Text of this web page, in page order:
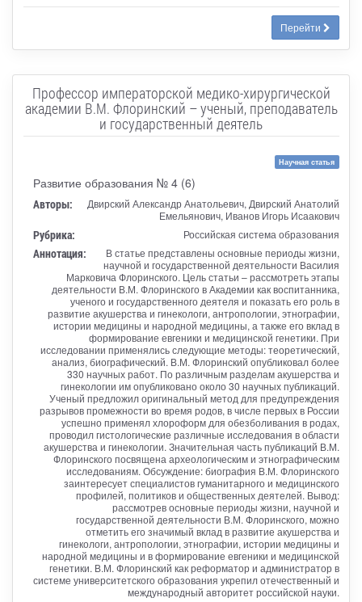
Перейти
Профессор императорской медико-хирургической
академии В.М. Флоринский – ученый, преподаватель
и государственный деятель
Научная статья
Развитие образования № 4 (6)
Авторы:
Двирский Александр Анатольевич, Двирский Анатолий
Емельянович, Иванов Игорь Исаакович
Рубрика: Российская система образования
Аннотация:
В статье представлены основные периоды жизни,
научной и государственной деятельности Василия
Марковича Флоринского. Цель статьи – рассмотреть этапы
деятельности В.М. Флоринского в Академии как воспитанника,
ученого и государственного деятеля и показать его роль в
развитие акушерства и гинекологи, антропологии, этнографии,
истории медицины и народной медицины, а также его вклад в
формирование евгеники и медицинской генетики. При
исследовании применялись следующие методы: теоретический,
анализ, биографический. В.М. Флоринский опубликовал более
330 научных работ. По различным разделам акушерства и
гинекологии им опубликовано около 30 научных публикаций.
Ученый предложил оригинальный метод для предупреждения
разрывов промежности во время родов, в числе первых в России
успешно применял хлороформ для обезболивания в родах,
проводил гистологические различные исследования в области
акушерства и гинекологии. Значительная часть публикаций В.М.
Флоринского посвящена археологическим и этнографическим
исследованиям. Обсуждение: биография В.М. Флоринского
заинтересует специалистов гуманитарного и медицинского
профилей, политиков и общественных деятелей. Вывод:
рассмотрев основные периоды жизни, научной и
государственной деятельности В.М. Флоринского, можно
отметить его значимый вклад в развитие акушерства и
гинекологи, антропологии, этнографии, истории медицины и
народной медицины и в формирование евгеники и медицинской
генетики. В.М. Флоринский как реформатор и администратор в
системе университетского образования укрепил отечественный и
международный авторитет российской науки.